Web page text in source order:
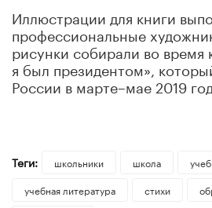
Иллюстрации для книги
профессиональные
рисунки собирали во время
я был президентом»,
России в марте–мае 2019
Теги: школьники школа
учебная литература
стихи